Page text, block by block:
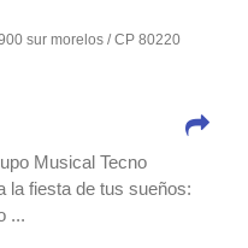
sur morelos / CP 80220
Musical Tecno
la fiesta de tus sueños:
...